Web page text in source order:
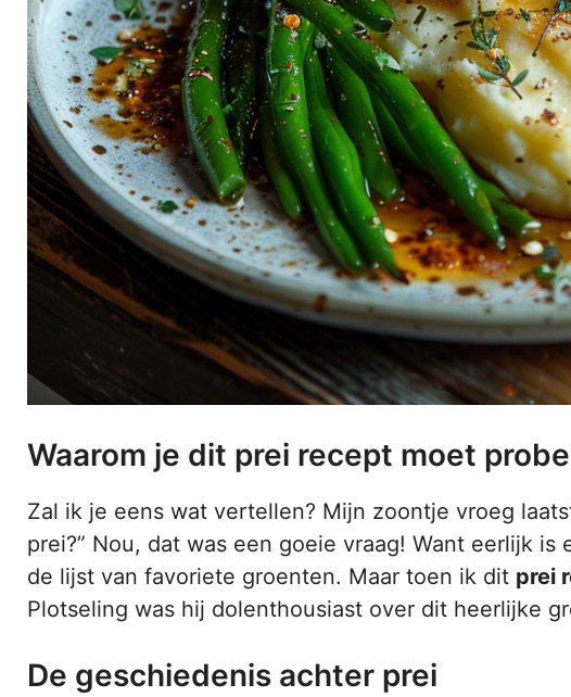
Waarom je dit prei recept moet
Zal ik je eens wat vertellen? Mijn zoontje vroeg
prei?” Nou, dat was een goeie vraag! Want eerlijk
de lijst van favoriete groenten. Maar toen ik dit prei
Plotseling was hij dolenthousiast over dit heerlijke
De geschiedenis achter prei